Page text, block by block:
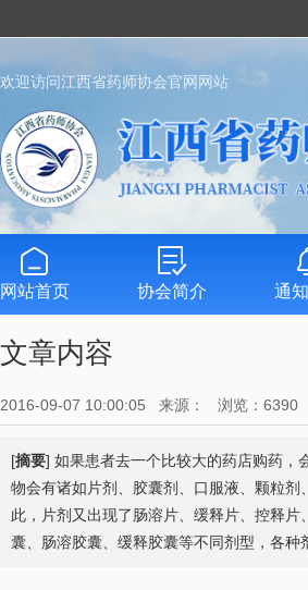
欢迎访问江西省药师协会官网网站
网站首页 协会简介 通
文章内容
2016-09-07 10:00:05 来源： 浏览：6390
[摘要] 如果患者去一个比较大的药店购药，
物会有诸如片剂、胶囊剂、口服液、颗粒
此，片剂又出现了肠溶片、缓释片、控释
囊、肠溶胶囊、缓释胶囊等不同剂型，各种